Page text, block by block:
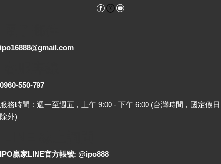
Facebook
ipo16888@gmail.com
0960-550-797
服務時間：週一至週五，上午 9:00 - 下午 6:00 (台灣時間，國定假日
除外)
IPO贏家LINE官方帳號: @ipo888